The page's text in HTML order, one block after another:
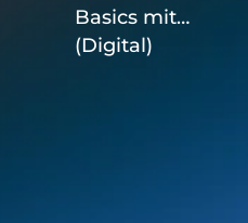
Basics mit…
(Digital)